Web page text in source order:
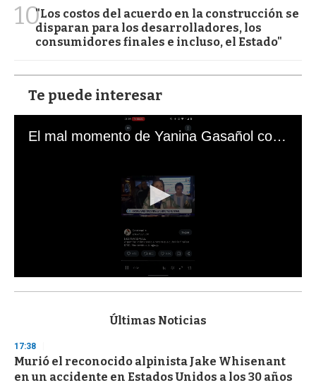
10"Los costos del acuerdo en la construcción se
disparan para los desarrolladores, los
consumidores finales e incluso, el Estado"
Te puede interesar
El mal momento de Yanina Gasañol con un hincha argentino en "Subrayado"
s
d
s
o
f
Últimas Noticias
17:38
Murió el reconocido alpinista Jake Whisenant
en un accidente en Estados Unidos a los 30 años